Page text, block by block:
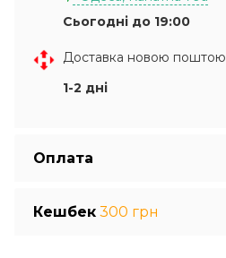
Сьогодні до 19:00
Доставка новою поштою
1-2 дні
Оплата
Кешбек 300 грн